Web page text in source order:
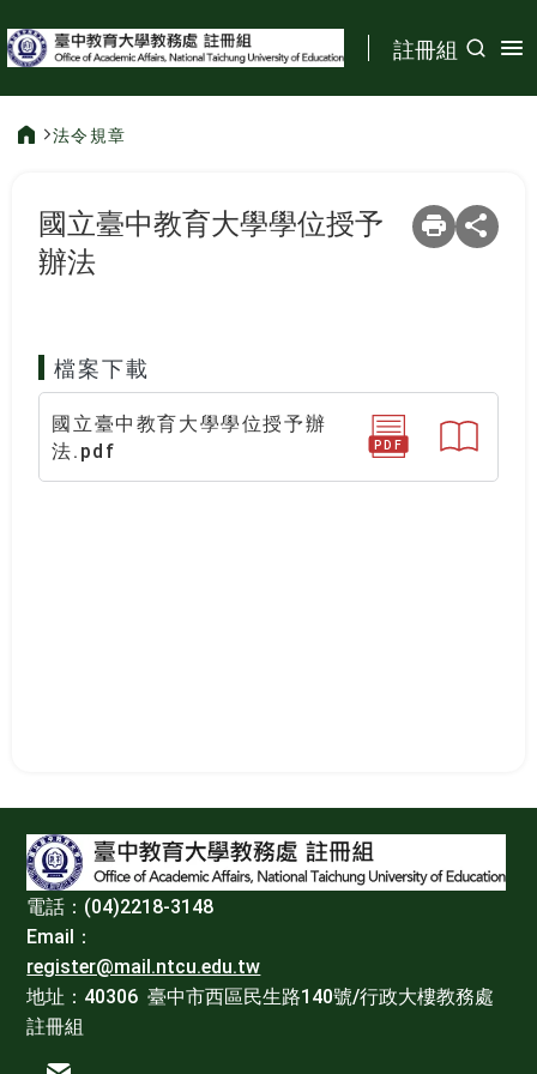
註冊組
法令規章
國立臺中教育大學學位授予
辦法
檔案下載
國立臺中教育大學學位授予辦
法.pdf
PDF
電話：(04)2218-3148
Email：
register@mail.ntcu.edu.tw
地址：40306 臺中市西區民生路140號/行政大樓教務處
註冊組